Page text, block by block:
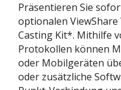
Präsentieren Sie
optionalen ViewShare
Casting Kit*. Mithilfe
Protokollen können
oder Mobilgeräten
oder zusätzliche